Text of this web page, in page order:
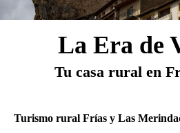
La Era de
Tu casa rural en
Turismo rural Frías y Las